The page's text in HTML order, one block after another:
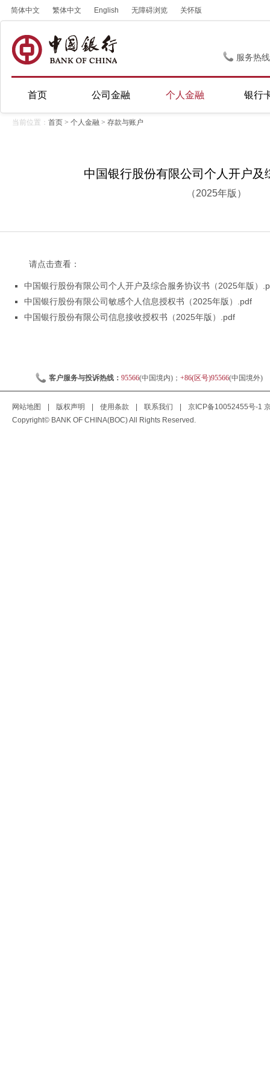
简体中文 繁体中文 English 无障碍浏览 关怀版
服务热
首页 公司金融 个人金融 银行
当前位置： 首页 > 个人金融 > 存款与账户
中国银行股份有限公司个人开户及
（2025年版）
请点击查看：
中国银行股份有限公司个人开户及综合服务协议书（2025年版）
中国银行股份有限公司敏感个人信息授权书（2025年版）.pdf
中国银行股份有限公司信息接收授权书（2025年版）.pdf
客户服务与投诉热线： 95566(中国境内)； +86(区号)95566(中国境外)
网站地图 版权声明 使用条款 联系我们 京ICP备10052455号-1
Copyright© BANK OF CHINA(BOC) All Rights Reserved.